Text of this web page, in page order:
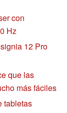
con
Hz
12 Pro
que las
más fáciles
tabletas